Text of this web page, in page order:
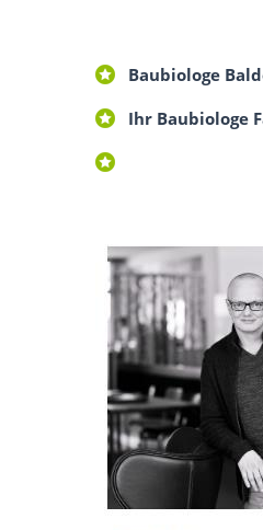
Baubiologe
Ihr Baubiologe